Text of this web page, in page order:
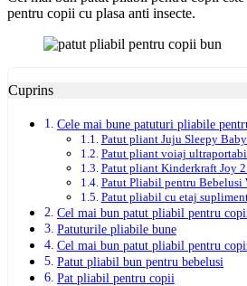
pentru copii cu plasa anti insecte.
Cuprins
Cele mai bune patuturi pliabile
Patut pliant Juju Sleepy
Patut pliant voiaj
Patut pliant Kinderkraft Joy
Patut Pliabil pentru Bebelusi
Patut pliabil cu etaj
Cel mai bun patut pliabil pentru
Patuturile pliabile bune
Cel mai bun patut pliabil pentru
Patut pliabil bun pentru bebelusi
Pat pliabil pentru copii